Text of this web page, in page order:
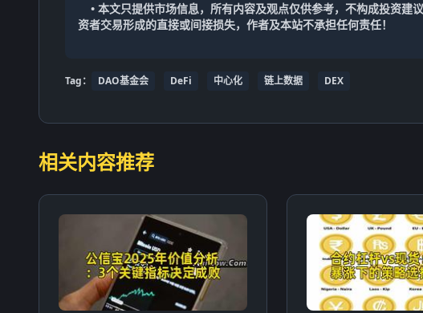
• 本文只提供市场信息，所有内容及观点仅供参考，不构成投资
资者交易形成的直接或间接损失，作者及本站不承担任何责任！
Tag： DAO基金会 DeFi 中心化 链上数据 DEX
相关内容推荐